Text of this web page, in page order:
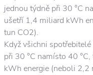
jednou týdně při 30 °C
ušetří 1,4 miliard kWh
tun CO2).
Když všichni
při 30 °C namísto 40
kWh energie (neboli 2,2